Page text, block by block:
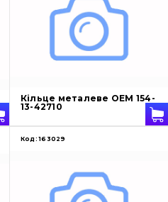
Кільце металеве OEM 154-
13-42710
Код: 163029